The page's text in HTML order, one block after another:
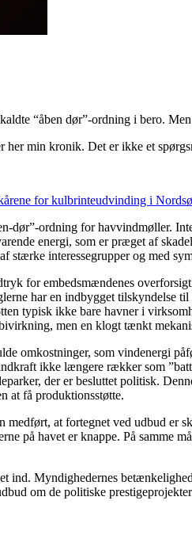
“åben dør”-ordning i bero.
min kronik. Det er ikke et
for kulbrinteudvinding i
dør”-ordning for havvindmøller.
energi, som er præget af
stærke interessegrupper og med
for embedsmændenes
har en indbygget tilskyndelse
typisk ikke bare havner i
men en klogt tænkt
omkostninger, som vindenergi
ikke længere rækker som
der er besluttet politisk.
at få produktionsstøtte.
at fortegnet ved udbud er
på havet er knappe. På samme
ind. Myndighedernes
om de politiske